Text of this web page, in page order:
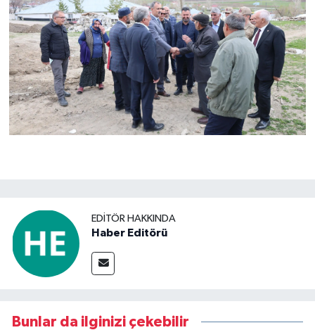
EDITÖR HAKKINDA
Haber Editörü
Bunlar da ilginizi çekebilir